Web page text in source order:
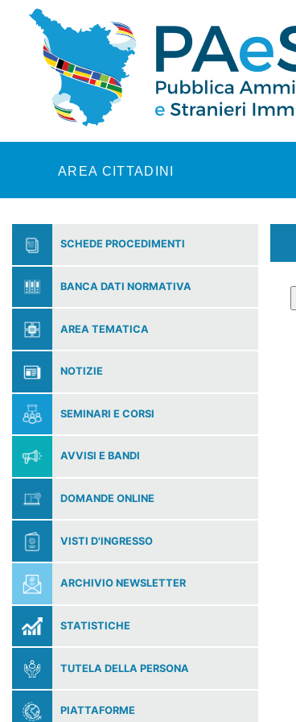
Skip to main content
AREA CITTADINI
SCHEDE PROCEDIMENTI
BANCA DATI NORMATIVA
AREA TEMATICA
NOTIZIE
SEMINARI E CORSI
AVVISI E BANDI
DOMANDE ONLINE
VISTI D'INGRESSO
ARCHIVIO NEWSLETTER
STATISTICHE
TUTELA DELLA PERSONA
PIATTAFORME